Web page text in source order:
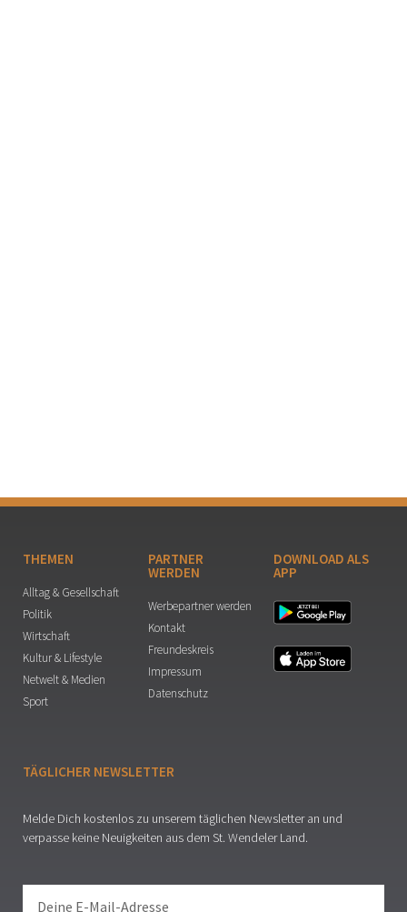
THEMEN
Alltag & Gesellschaft
Politik
Wirtschaft
Kultur & Lifestyle
Netwelt & Medien
Sport
PARTNER
WERDEN
Werbepartner werden
Kontakt
Freundeskreis
Impressum
Datenschutz
DOWNLOAD ALS
APP
TÄGLICHER NEWSLETTER
Melde Dich kostenlos zu unserem täglichen Newsletter an und
verpasse keine Neuigkeiten aus dem St. Wendeler Land.